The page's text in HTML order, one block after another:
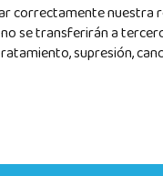
correctamente
se transferirán a
supresión,